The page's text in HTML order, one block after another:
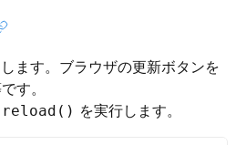
ます。ブラウザの更新ボタンを
す。
を実行します。